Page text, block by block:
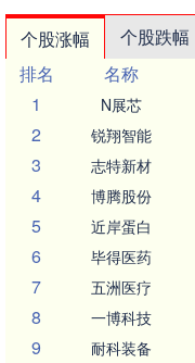
个股涨幅 个股跌幅
排名
名称
1
N展芯
2 锐翔智能
3 志特新材
4 博腾股份
5 近岸蛋白
6 毕得医药
7 五洲医疗
8 一博科技
9 耐科装备